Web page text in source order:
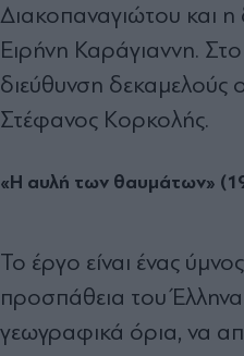
Διακοπαναγιώτου και
Ειρήνη Καράγιαννη.
διεύθυνση δεκαμελούς
Στέφανος Κορκολής.
«Η αυλή των θαυμάτων»
Το έργο είναι ένας
προσπάθεια του
γεωγραφικά όρια, να